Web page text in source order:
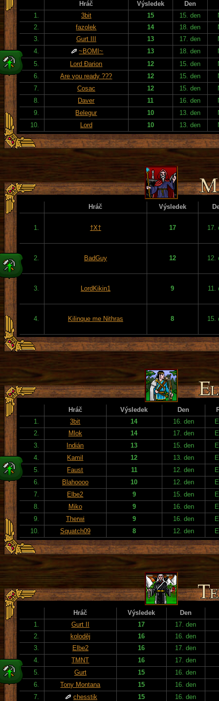
Hráč Výsledek
Den
1.
3bit 15 15. den
2.
fazolek 14 18. den
3.
Gurt III 13 17. den
4.
~BOMI~ 13 18. den
5.
Lord Đarion 12 15. den
6.
Are you ready ??? 12 15. den
7.
Cosac 12 15. den
8.
Daver 11 16. den
9.
Belegur 10 13. den
10.
Lord 10 13. den
Hráč Výsledek
1. †X† 17 17.
2. BadGuy 12 12.
3. LordKikin1 9 11.
4. Kilinque me Nithras 8 15.
Hráč Výsledek Den
1.
3bit 14 16. den
2.
Mlok 14 17. den
3.
Indián 13 15. den
4.
Kamil 12 13. den
5.
Faust 11 12. den
6.
Blahoooo 10 12. den
7.
Elbe2 9 15. den
8.
Miko 9 16. den
9.
Therwi 9 16. den
10.
Squatch09 8 12. den
Hráč Výsledek
Den
1.
Gurt II 17
17. den
2.
koloděj 16
16. den
3.
Elbe2 16
17. den
4.
TMNT 16
17. den
5.
Gurt 15
16. den
6.
Tony Montana 15
16. den
7.
chesstik 15
16. den